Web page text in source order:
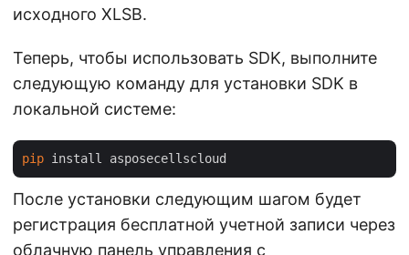
исходного XLSB.
Теперь, чтобы использовать SDK, выполните
следующую команду для установки SDK в
локальной системе:
pip
После установки следующим шагом будет
регистрация бесплатной учетной записи через
облачную панель управления с